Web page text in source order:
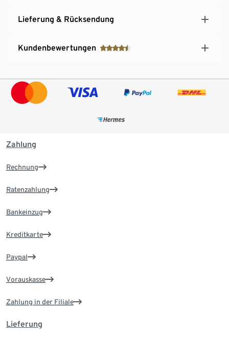
Lieferung & Rücksendung
Kundenbewertungen
Zahlung
Rechnung
Ratenzahlung
Bankeinzug
Kreditkarte
Paypal
Vorauskasse
Zahlung in der Filiale
Lieferung